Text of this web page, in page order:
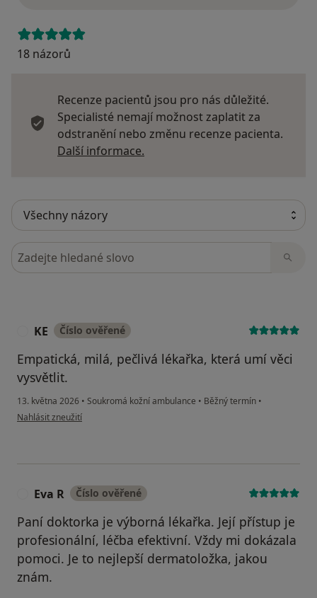
18 názorů
Recenze pacientů jsou pro nás důležité.
Specialisté nemají možnost zaplatit za
odstranění nebo změnu recenze pacienta.
Další informace.
Hledejte v názorech
KE Číslo ověřené
Empatická, milá, pečlivá lékařka, která umí věci
vysvětlit.
13. května 2026 • Soukromá kožní ambulance • Běžný termín •
podle názoru uživatele KE
Nahlásit zneužití
Eva R Číslo ověřené
Paní doktorka je výborná lékařka. Její přístup je
profesionální, léčba efektivní. Vždy mi dokázala
pomoci. Je to nejlepší dermatoložka, jakou
znám.